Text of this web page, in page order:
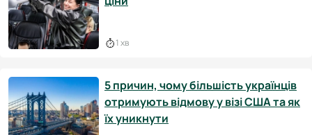
1 хв
5 причин, чому більшість українців
отримують відмову у візі США та як
їх уникнути